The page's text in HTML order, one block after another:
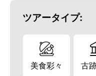
ツアータイプ:
美食彩々 古